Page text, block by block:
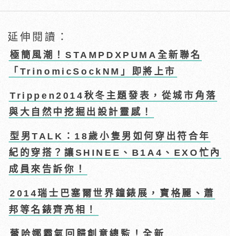
延伸閱讀：
極簡風潮！STAMPDXPUMA全新聯名
「TrinomicSockNM」即將上市
Trippen2014秋冬主題發表，從城市角落
與大自然中挖掘出設計靈感！
型男TALK：18歲小隻男如何穿出符合年
紀的穿搭？讓SHINEE、B1A4、EXO忙內
成員來告訴你！
2014瑞士巴塞爾世界鐘錶展，寶格麗、蕭
邦等名錶齊亮相！